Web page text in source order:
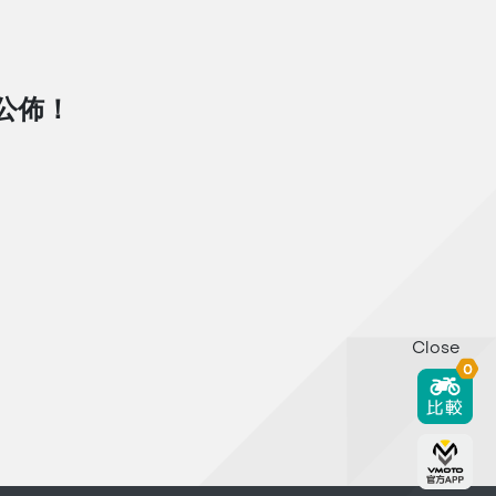
佈！
Close
0